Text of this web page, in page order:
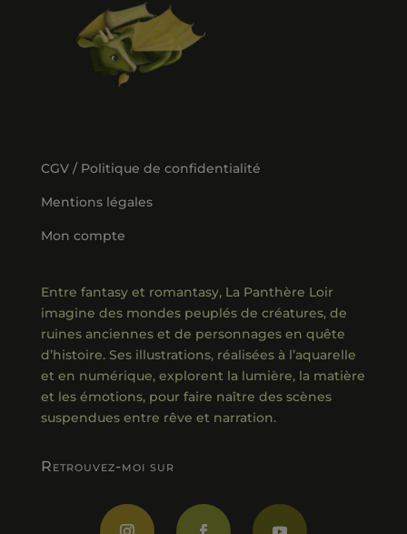
CGV / Politique de confidentialité
Mentions légales
Mon compte
Entre fantasy et romantasy, La Panthère Loir
imagine des mondes peuplés de créatures, de
ruines anciennes et de personnages en quête
d’histoire. Ses illustrations, réalisées à l’aquarelle
et en numérique, explorent la lumière, la matière
et les émotions, pour faire naître des scènes
suspendues entre rêve et narration.
Retrouvez-moi sur